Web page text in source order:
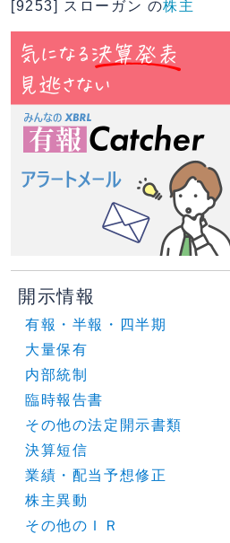
[9253] スローガン の株主
開示情報
有報・半報・四半期
大量保有
内部統制
臨時報告書
その他の法定開示書類
決算短信
業績・配当予想修正
株主異動
その他のＩＲ